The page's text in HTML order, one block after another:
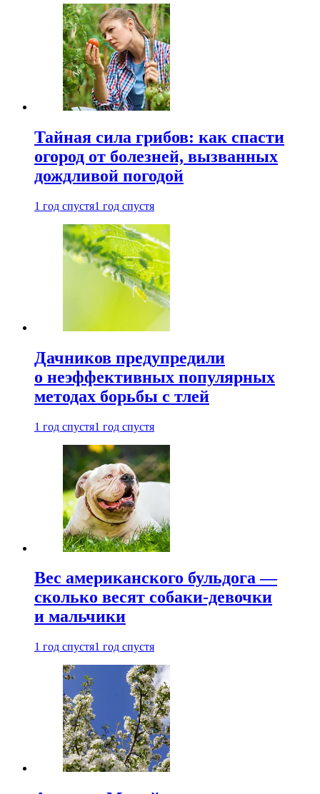
Тайная сила грибов: как спасти
огород от болезней, вызванных
дождливой погодой
1 год спустя1 год спустя
Дачников предупредили
о неэффективных популярных
методах борьбы с тлей
1 год спустя1 год спустя
Вес американского бульдога —
сколько весят собаки-девочки
и мальчики
1 год спустя1 год спустя